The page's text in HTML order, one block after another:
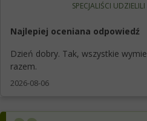
SPECJALIŚCI UDZIELILI
Najlepiej oceniana odpowiedź
Dzień dobry. Tak, wszystkie
razem.
2026-08-06